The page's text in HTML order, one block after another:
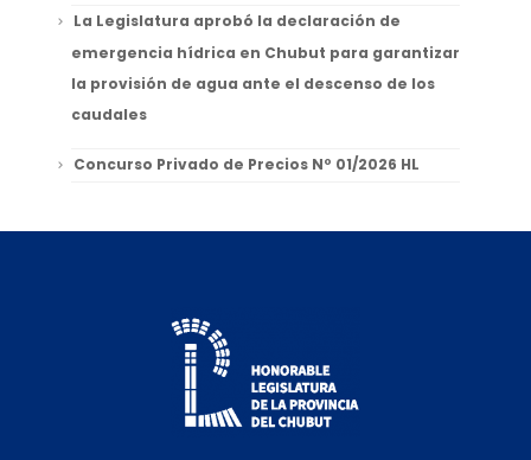
La Legislatura aprobó la declaración de
emergencia hídrica en Chubut para garantizar
la provisión de agua ante el descenso de los
caudales
Concurso Privado de Precios Nº 01/2026 HL